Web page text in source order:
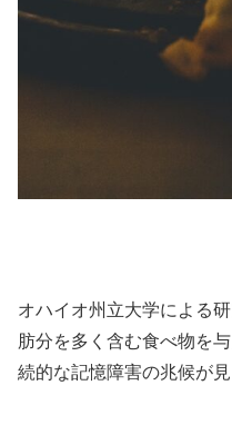
オハイオ州立大学による
肪分を多く含む食べ物を
続的な記憶障害の兆候が